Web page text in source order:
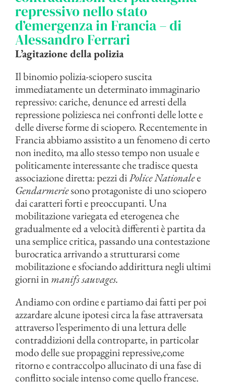
repressivo nello stato
d’emergenza in Francia – di
Alessandro Ferrari
L’agitazione della polizia
Il binomio polizia-sciopero suscita
immediatamente un determinato immaginario
repressivo: cariche, denunce ed arresti della
repressione poliziesca nei confronti delle lotte e
delle diverse forme di sciopero. Recentemente in
Francia abbiamo assistito a un fenomeno di certo
non inedito, ma allo stesso tempo non usuale e
politicamente interessante che tradisce questa
associazione diretta: pezzi diPolice Nationalee
Gendarmeriesono protagoniste di uno sciopero
dai caratteri forti e preoccupanti. Una
mobilitazione variegata ed eterogenea che
gradualmente ed a velocità differenti è partita da
una semplice critica, passando una contestazione
burocratica arrivando a strutturarsi come
mobilitazione e sfociando addirittura negli ultimi
giorni inmanifs sauvages.
Andiamo con ordine e partiamo dai fatti per poi
azzardare alcune ipotesi circa la fase attraversata
attraverso l’esperimento di una lettura delle
contraddizioni della controparte, in particolar
modo delle sue propaggini repressive,come
ritorno e contraccolpo allucinato di una fase di
conflitto sociale intenso come quello francese.